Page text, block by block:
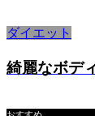
ダイエット
綺麗なボデ